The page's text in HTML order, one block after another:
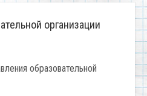
организации
образовательной